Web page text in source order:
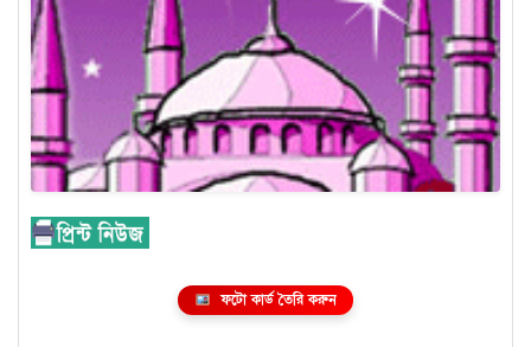
ফটো কার্ড তৈরি করুন